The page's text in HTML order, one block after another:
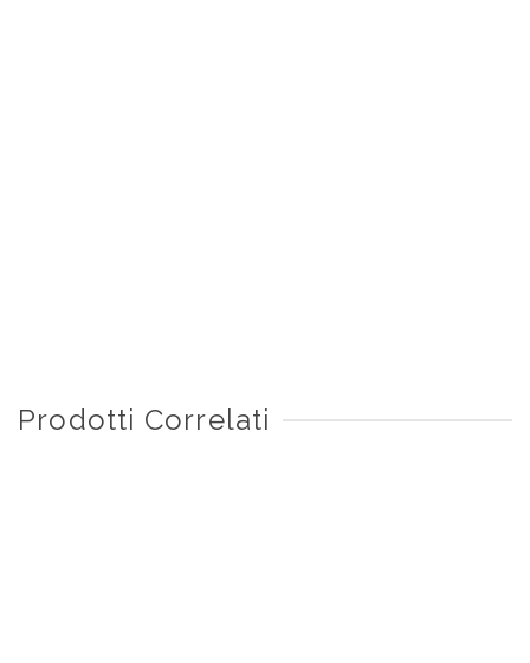
Prodotti Correlati